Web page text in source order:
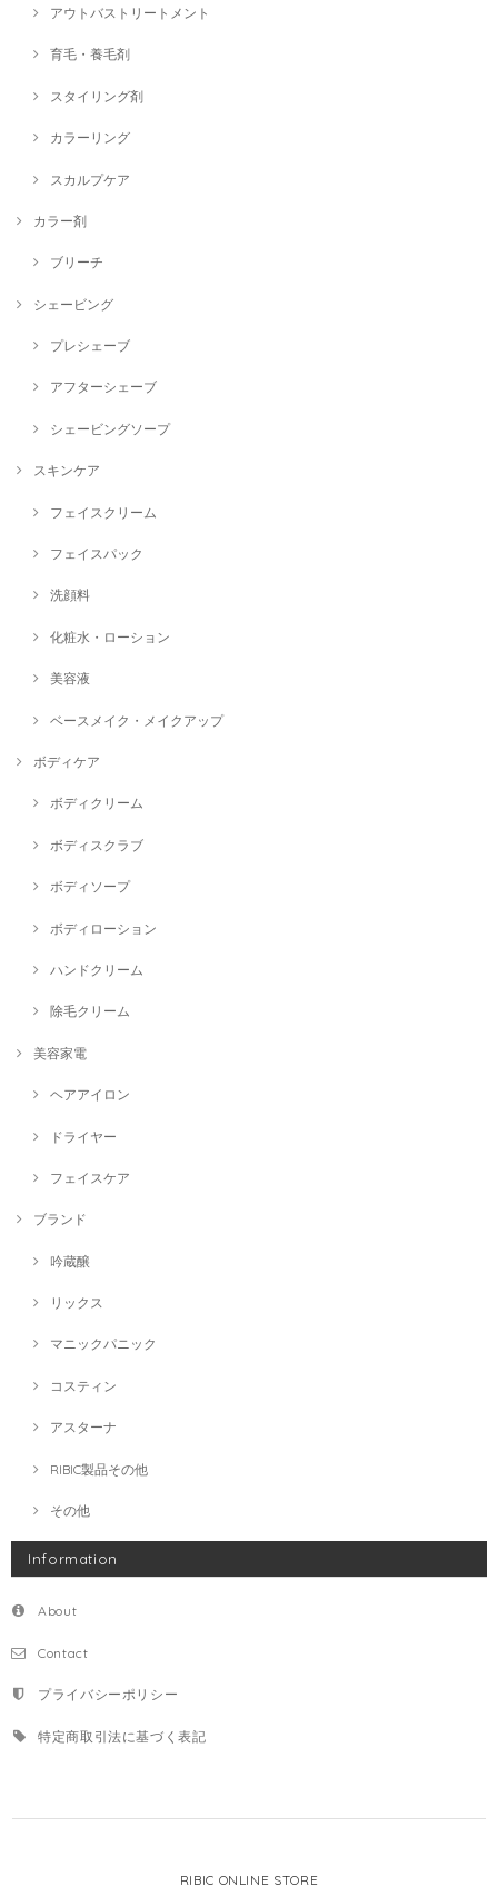
アウトバストリートメント
育毛・養毛剤
スタイリング剤
カラーリング
スカルプケア
カラー剤
ブリーチ
シェービング
プレシェーブ
アフターシェーブ
シェービングソープ
スキンケア
フェイスクリーム
フェイスパック
洗顔料
化粧水・ローション
美容液
ベースメイク・メイクアップ
ボディケア
ボディクリーム
ボディスクラブ
ボディソープ
ボディローション
ハンドクリーム
除毛クリーム
美容家電
ヘアアイロン
ドライヤー
フェイスケア
ブランド
吟蔵醸
リックス
マニックパニック
コスティン
アスターナ
RIBIC製品その他
その他
Information
About
Contact
プライバシーポリシー
特定商取引法に基づく表記
RIBIC ONLINE STORE